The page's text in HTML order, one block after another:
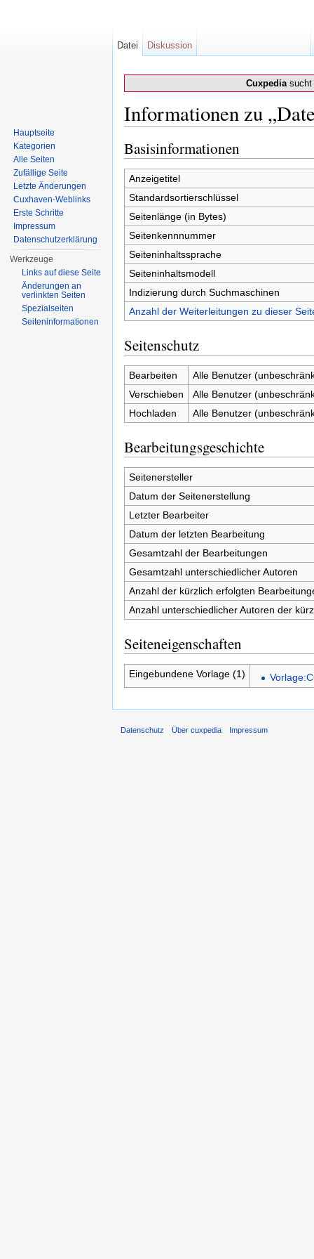
Cuxpediasucht
Informationen zu
Basisinformationen
Anzeigetitel
Standardsortierschlüssel
Seitenlänge (in Bytes)
Seitenkennnummer
Seiteninhaltssprache
Seiteninhaltsmodell
Indizierung durch Suchmaschinen
Anzahl der Weiterleitungen zu dieser
Seitenschutz
Bearbeiten
Alle Benutzer
Verschieben
Alle Benutzer
Hochladen
Alle Benutzer
Bearbeitungsgeschichte
Seitenersteller
Datum der Seitenerstellung
Letzter Bearbeiter
Datum der letzten Bearbeitung
Gesamtzahl der Bearbeitungen
Gesamtzahl unterschiedlicher Autoren
Anzahl der kürzlich erfolgten
Anzahl unterschiedlicher Autoren der
Seiteneigenschaften
Eingebundene Vorlage (1)
Datei Diskussion
Hauptseite
Kategorien
Alle Seiten
Zufällige Seite
Letzte Änderungen
Cuxhaven-Weblinks
Erste Schritte
Impressum
Datenschutzerklärung
Werkzeuge
Links auf diese Seite
Änderungen an
verlinkten Seiten
Spezialseiten
Seiten­informationen
Datenschutz Über cuxpedia Impressum